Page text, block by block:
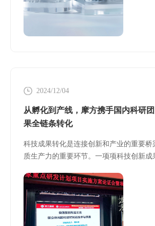
2024/12/04
从孵化到产线，摩方携手国内科研
果全链条转化
科技成果转化是连接创新和产业的重要桥
质生产力的重要环节。一项项科技创新成
创新价值。